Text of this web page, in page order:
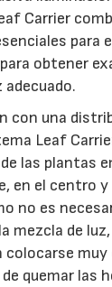
Carrier
para
obtener
con una
Leaf
las plantas
en el centro y
no es
mezcla de
colocarse muy
quemar las